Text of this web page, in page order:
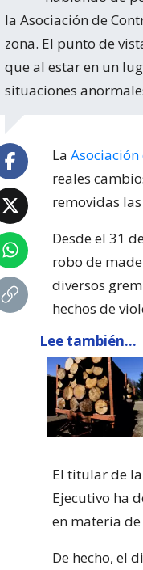
la Asociación de
zona. El punto de
que al estar en un
situaciones
La
reales
removidas
Desde el 31
robo de
diversos
hechos de
Lee también...
El titular de
Ejecutivo ha
en materia
De hecho, el